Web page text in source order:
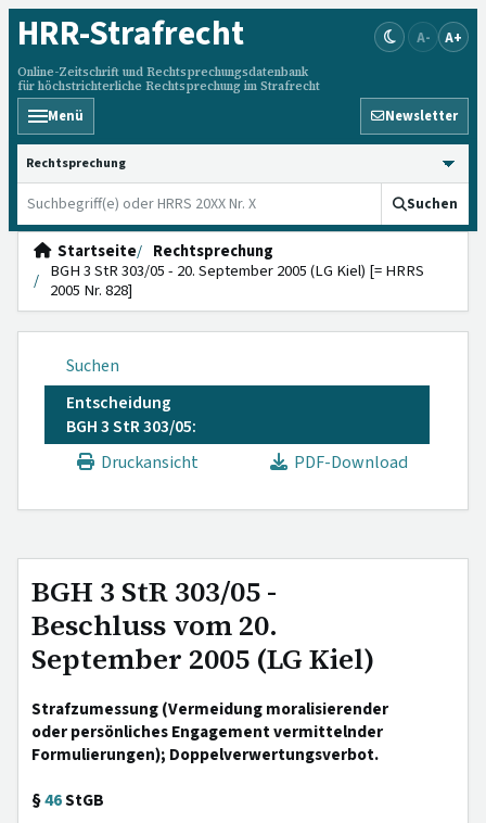
HRR-Strafrecht
Online-Zeitschrift und Rechtsprechungsdatenbank
für höchstrichterliche Rechtsprechung im Strafrecht
A- A+
Menü Newsletter
HRRS durchsuchen
Suchen
Startseite
Rechtsprechung
BGH 3 StR 303/05 - 20. September 2005 (LG Kiel) [= HRRS
2005 Nr. 828]
Suchen
Entscheidung
BGH 3 StR 303/05:
Druckansicht
PDF-Download
BGH 3 StR 303/05 -
Beschluss vom 20.
September 2005 (LG Kiel)
Strafzumessung (Vermeidung moralisierender
oder persönliches Engagement vermittelnder
Formulierungen); Doppelverwertungsverbot.
§46StGB